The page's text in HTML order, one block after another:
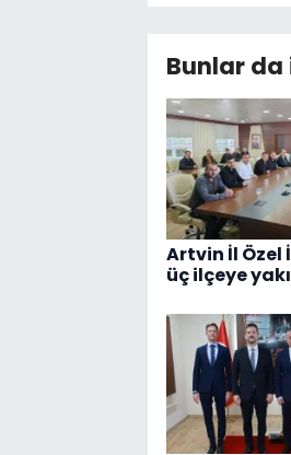
Bunlar
Artvin İl Özel
üç ilçeye